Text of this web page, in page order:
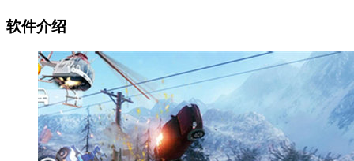
软件介绍